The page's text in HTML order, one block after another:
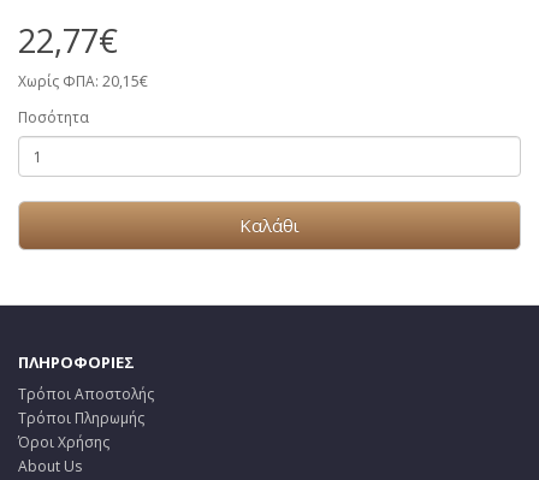
22,77€
Χωρίς ΦΠΑ: 20,15€
Ποσότητα
Καλάθι
ΠΛΗΡΟΦΟΡΙΕΣ
Τρόποι Αποστολής
Τρόποι Πληρωμής
Όροι Χρήσης
About Us